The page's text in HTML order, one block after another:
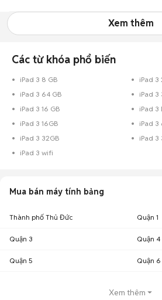
Xem thêm
Các từ khóa phổ biến
iPad 3 8 GB
iPad 3
iPad 3 64 GB
iPad 3
iPad 3 16 GB
iPad 3
iPad 3 16GB
iPad 3
iPad 3 32GB
iPad 3
iPad 3 wifi
Mua bán máy tính bảng
Thành phố Thủ Đức Quận 1
Quận 3 Quận 4
Quận 5 Quận 6
Xem thêm